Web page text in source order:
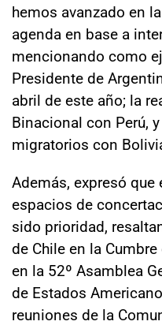
hemos avanzado en
agenda en base a
mencionando como
Presidente de
abril de este año; la
Binacional con Perú,
migratorios con
Además, expresó
espacios de
sido prioridad,
de Chile en la
en la 52º Asamblea
de Estados
reuniones de la